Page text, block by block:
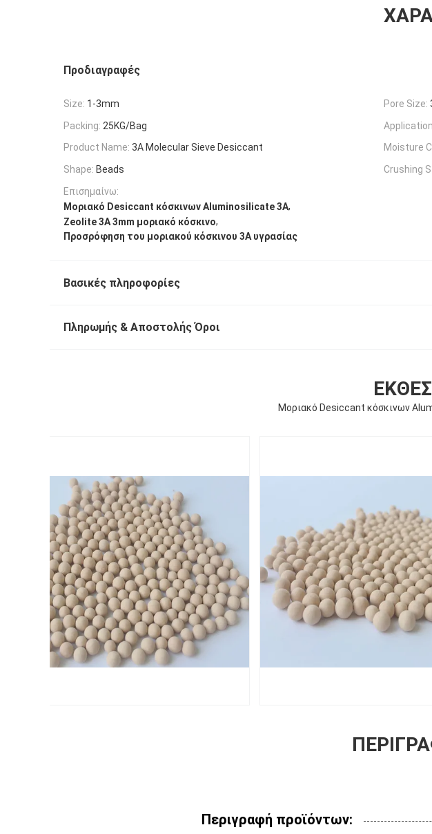
Προδιαγραφές
Size: 1-3mm Pore Size:
Packing: 25KG/Bag
Product Name: 3A Molecular Sieve Desiccant Moisture
Shape: Beads Crushing
Επισημαίνω:
Μοριακό Desiccant κόσκινων Aluminosilicate 3A,
Zeolite 3A 3mm μοριακό κόσκινο,
Προσρόφηση του μοριακού κόσκινου 3A υγρασίας
Βασικές πληροφορίες
Πληρωμής & Αποστολής Όροι
Μοριακό Desiccant κόσκινων
Περιγραφή προϊόντων: